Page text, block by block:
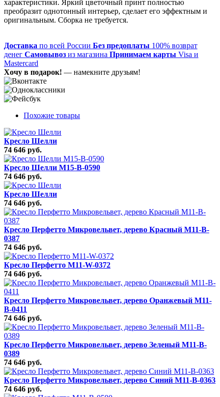
характеристики. Яркий цветочный принт полностью
преобразит однотонный интерьер, сделает его эффектным и
оригинальным. Сборка не требуется.
Доставка по всей России Без предоплаты 100% возврат
денег Самовывоз из магазина Принимаем карты Visa и
Mastercard
Хочу в подарок! — намекните друзьям!
Похожие товары
Кресло Шелли
74 646 руб.
Кресло Шелли M15-B-0590
74 646 руб.
Кресло Шелли
74 646 руб.
Кресло Перфетто Микровельвет, дерево Красный M11-B-
0387
74 646 руб.
Кресло Перфетто M11-W-0372
74 646 руб.
Кресло Перфетто Микровельвет, дерево Оранжевый M11-
B-0411
74 646 руб.
Кресло Перфетто Микровельвет, дерево Зеленый M11-B-
0389
74 646 руб.
Кресло Перфетто Микровельвет, дерево Синий M11-B-0363
74 646 руб.